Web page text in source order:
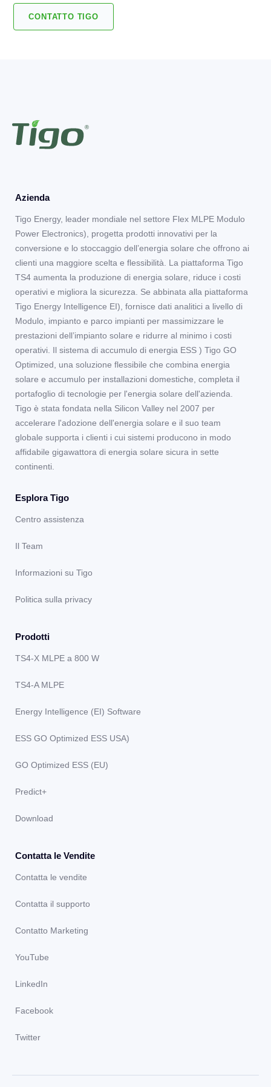
scarica della batteria (consigliato al 20%) per riservare
energia per sé stessi in caso di interruzione della rete.
che ridurrà l'incentivo complessivo per le prestazioni del
trimestre.
CONTATTO TIGO
Azienda
Tigo Energy, leader mondiale nel settore Flex MLPE Modulo
Power Electronics), progetta prodotti innovativi per la
conversione e lo stoccaggio dell’energia solare che offrono ai
clienti una maggiore scelta e flessibilità. La piattaforma Tigo
TS4 aumenta la produzione di energia solare, riduce i costi
operativi e migliora la sicurezza. Se abbinata alla piattaforma
Tigo Energy Intelligence EI), fornisce dati analitici a livello di
Modulo, impianto e parco impianti per massimizzare le
prestazioni dell’impianto solare e ridurre al minimo i costi
operativi. Il sistema di accumulo di energia ESS ) Tigo GO
Optimized, una soluzione flessibile che combina energia
solare e accumulo per installazioni domestiche, completa il
portafoglio di tecnologie per l'energia solare dell'azienda.
Tigo è stata fondata nella Silicon Valley nel 2007 per
accelerare l'adozione dell'energia solare e il suo team
globale supporta i clienti i cui sistemi producono in modo
affidabile gigawattora di energia solare sicura in sette
continenti.
Esplora Tigo
Centro assistenza
Il Team
Informazioni su Tigo
Politica sulla privacy
Prodotti
TS4-X MLPE a 800 W
TS4-A MLPE
Energy Intelligence (EI) Software
ESS GO Optimized ESS USA)
GO Optimized ESS (EU)
Predict+
Download
Contatta le Vendite
Contatta le vendite
Contatta il supporto
Contatto Marketing
YouTube
LinkedIn
Facebook
Twitter